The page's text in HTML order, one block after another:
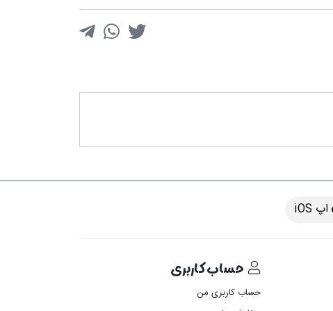
اپ iOS
حساب کاربری
حساب کاربری من